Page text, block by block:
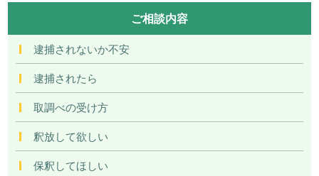
ご相談内容
逮捕されないか不安
逮捕されたら
取調べの受け方
釈放して欲しい
保釈してほしい